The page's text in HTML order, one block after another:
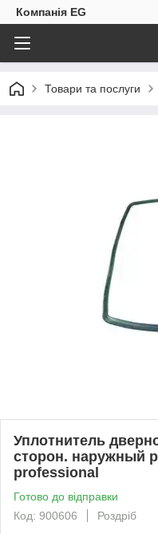
Компанія EG
Товари та послуги
Уплотнитель
сторон. наружный
professional
Готово до відправки
Код: 900606
Роздріб